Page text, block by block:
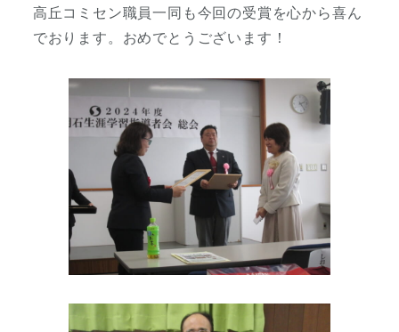
高丘コミセン職員一同も今回の受賞を心から喜ん
でおります。おめでとうございます！